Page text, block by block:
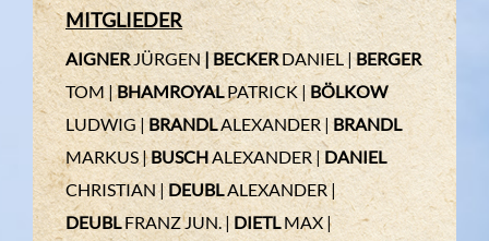
MITGLIEDER
AIGNERJÜRGEN| BECKERDANIEL |BERGER
TOM |BHAMROYALPATRICK |BÖLKOW
LUDWIG |BRANDLALEXANDER |BRANDL
MARKUS |BUSCHALEXANDER |DANIEL
CHRISTIAN |DEUBLALEXANDER |
DEUBLFRANZ JUN. |DIETLMAX |